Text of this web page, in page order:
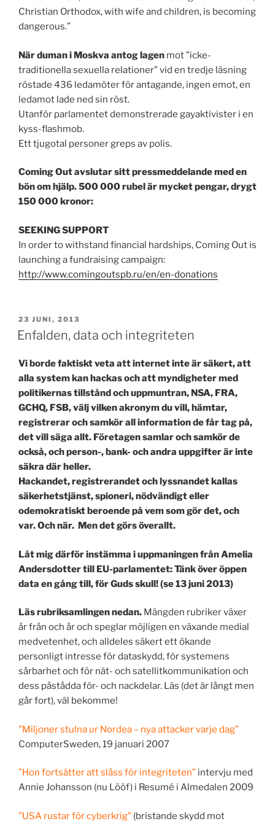
Christian Orthodox, with wife and children, is becoming
dangerous.”
När duman i Moskva antog lagen mot ”icke-
traditionella sexuella relationer” vid en tredje läsning
röstade 436 ledamöter för antagande, ingen emot, en
ledamot lade ned sin röst.
Utanför parlamentet demonstrerade gayaktivister i en
kyss-flashmob.
Ett tjugotal personer greps av polis.
Coming Out avslutar sitt pressmeddelande med en
bön om hjälp. 500 000 rubel är mycket pengar, drygt
150 000 kronor:
SEEKING SUPPORT
In order to withstand financial hardships, Coming Out is
launching a fundraising campaign:
http://www.comingoutspb.ru/en/en-donations
PUBLICERAT
23 JUNI, 2013
Enfalden, data och integriteten
Vi borde faktiskt veta att internet inte är säkert, att
alla system kan hackas och att myndigheter med
politikernas tillstånd och uppmuntran, NSA, FRA,
GCHQ, FSB, välj vilken akronym du vill, hämtar,
registrerar och samkör all information de får tag på,
det vill säga allt. Företagen samlar och samkör de
också, och person-, bank- och andra uppgifter är inte
säkra där heller.
Hackandet, registrerandet och lyssnandet kallas
säkerhetstjänst, spioneri, nödvändigt eller
odemokratiskt beroende på vem som gör det, och
var. Och när. Men det görs överallt.
Låt mig därför instämma i uppmaningen från Amelia
Andersdotter till EU-parlamentet: Tänk över öppen
data en gång till, för Guds skull! (se 13 juni 2013)
Läs rubriksamlingen nedan. Mängden rubriker växer
år från och år och speglar möjligen en växande medial
medvetenhet, och alldeles säkert ett ökande
personligt intresse för dataskydd, för systemens
sårbarhet och för nät- och satellitkommunikation och
dess påstådda för- och nackdelar. Läs (det är långt men
går fort), väl bekomme!
”Miljoner stulna ur Nordea – nya attacker varje dag”
ComputerSweden, 19 januari 2007
”Hon fortsätter att slåss för integriteten” intervju med
Annie Johansson (nu Lööf) i Resumé i Almedalen 2009
”USA rustar för cyberkrig” (bristande skydd mot